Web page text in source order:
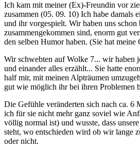
Ich kam mit meiner (Ex)-Freundin vor
zusammen (05. 09. 10) Ich habe damals
und ihr vorgespielt. Wir haben uns
zusammengekommen sind, enorm gut
den selben Humor haben. (Sie hat meine
Wir schwebten auf Wolke 7... wir haben
und einander alles erzählt... Sie hatte
half mir, mit meinen Alpträumen
gut wie möglich ihr bei ihren Problemen
Die Gefühle veränderten sich nach ca. 6
ich für sie nicht mehr ganz soviel wie
völlig normal ist) und wusste, dass
steht, wo entschieden wird ob wir lange
oder nicht.